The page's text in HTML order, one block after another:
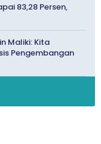
83,28 Persen,
Maliki: Kita
Pengembangan